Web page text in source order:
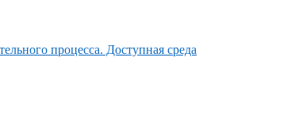
процесса. Доступная среда